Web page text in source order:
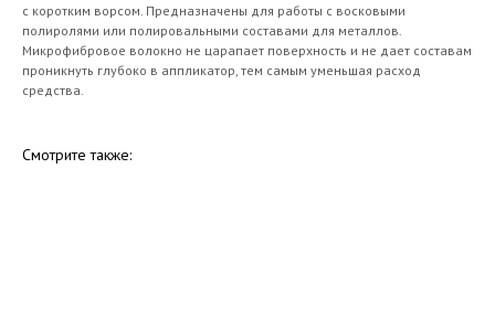
с коротким ворсом. Предназначены для работы с восковыми
полиролями или полировальными составами для металлов.
Микрофибровое волокно не царапает поверхность и не дает составам
проникнуть глубоко в аппликатор, тем самым уменьшая расход
средства.
Смотрите также: